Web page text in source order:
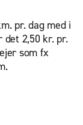
pr. dag med i
det 2,50 kr. pr.
som fx